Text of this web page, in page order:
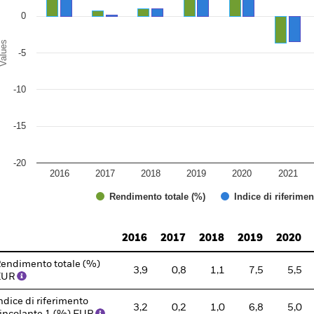
Rendimento totale (%) Indice di
2016 2017 2018 2019 2020 2021
-20
-15
-10
-5
0
2016
2017 2018 2019 2020
totale (%)
3,9 0,8 1,1 7,5 5,5
di riferimento
3,2 0,2 1,0 6,8 5,0